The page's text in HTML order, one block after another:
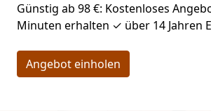
Günstig ab 98 €: Kostenloses
Minuten erhalten ✓ über 14 Jahren
Angebot einholen